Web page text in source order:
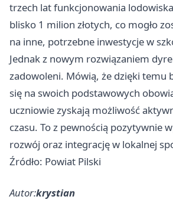
trzech lat funkcjonowania
blisko 1 milion złotych, co mogło
na inne, potrzebne inwestycje w
Jednak z nowym rozwiązaniem
zadowoleni. Mówią, że dzięki temu
się na swoich podstawowych
uczniowie zyskają możliwość
czasu. To z pewnością pozytywnie
rozwój oraz integrację w lokalnej
Źródło: Powiat Pilski
Autor:krystian